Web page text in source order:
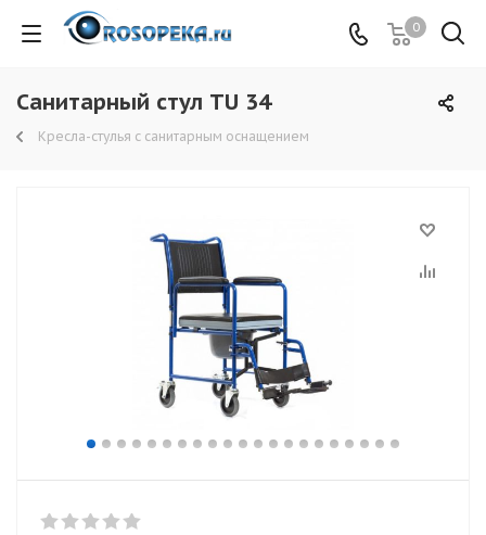
0
Санитарный стул TU 34
Кресла-стулья с санитарным оснащением